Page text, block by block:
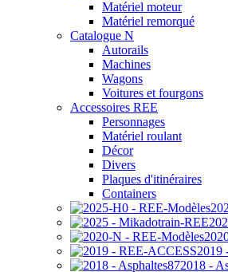
Matériel moteur
Matériel remorqué
Catalogue N
Autorails
Machines
Wagons
Voitures et fourgons
Accessoires REE
Personnages
Matériel roulant
Décor
Divers
Plaques d'itinéraires
Containers
2019
2018 -